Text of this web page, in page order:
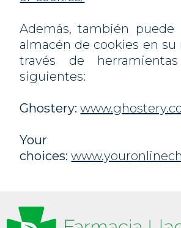
Además, también puede
almacén de cookies en su
través de
siguientes:
Ghostery:
Your
choices: